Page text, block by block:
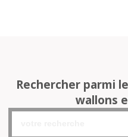
Rechercher parmi
wallons